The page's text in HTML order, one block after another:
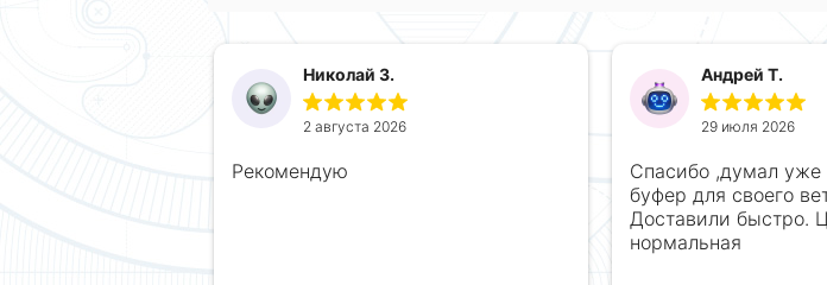
Николай З.
2 августа 2026
Рекомендую
Андрей Т.
29 июля 2026
Спасибо ,думал уже
буфер для своего
Доставили быстро.
нормальная